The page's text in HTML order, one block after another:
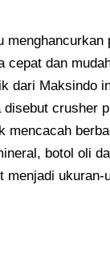
cepat dan
dari Maksindo
disebut crusher
mencacah
botol oli
menjadi ukuran-